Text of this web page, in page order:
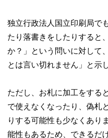
独立行政法人国立印刷局で
たり落書きをしたりすると
か？」という問いに対して
とは言い切れません」と示
ただし、お札に加工をする
で使えなくなったり、偽札
りする可能性も少なくあり
能性もあるため、できるだ